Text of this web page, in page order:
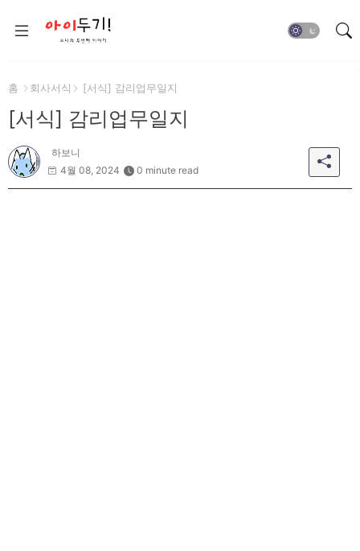
홈 회사서식 [서식] 감리업무일지
[서식] 감리업무일지
하보니
4월 08, 2024
0 minute read